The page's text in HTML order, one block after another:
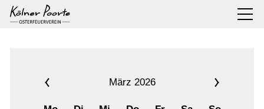
März 2026